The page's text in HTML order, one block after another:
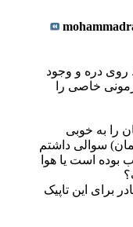
دره و وجود
خاصی را
را به خوبی
سوالی داشتم
است یا هوا
برای این تاپیک